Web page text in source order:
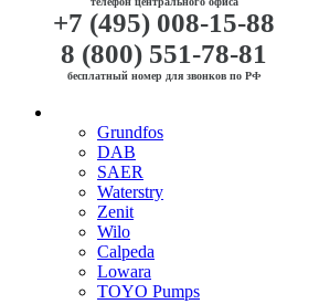
+7 (495) 008-15-88
8 (800) 551-78-81
бесплатный номер для звонков по РФ
Grundfos
DAB
SAER
Waterstry
Zenit
Wilo
Calpeda
Lowara
TOYO Pumps